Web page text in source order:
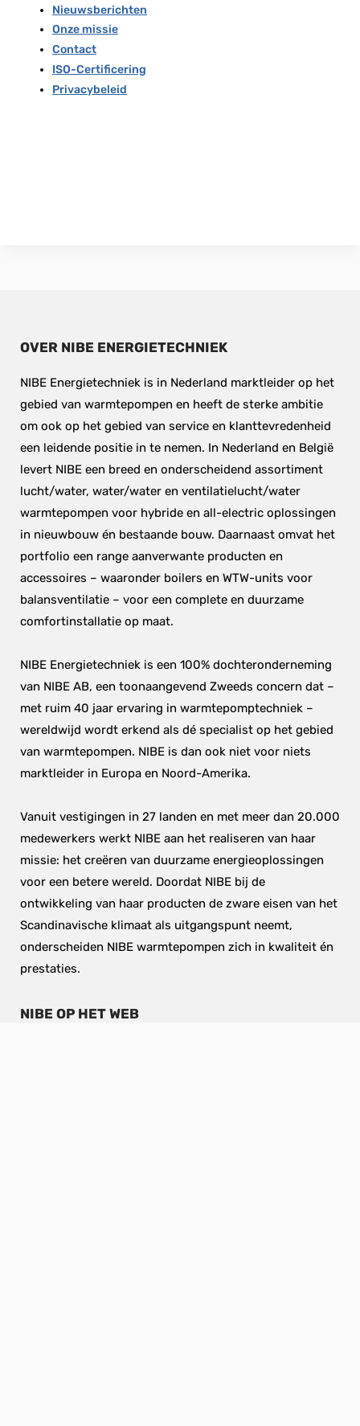
Nieuwsberichten
Onze missie
Contact
ISO-Certificering
Privacybeleid
OVER NIBE ENERGIETECHNIEK
NIBE Energietechniek is in Nederland marktleider op het
gebied van warmtepompen en heeft de sterke ambitie
om ook op het gebied van service en klanttevredenheid
een leidende positie in te nemen. In Nederland en België
levert NIBE een breed en onderscheidend assortiment
lucht/water, water/water en ventilatielucht/water
warmtepompen voor hybride en all-electric oplossingen
in nieuwbouw én bestaande bouw. Daarnaast omvat het
portfolio een range aanverwante producten en
accessoires – waaronder boilers en WTW-units voor
balansventilatie – voor een complete en duurzame
comfortinstallatie op maat.
NIBE Energietechniek is een 100% dochteronderneming
van NIBE AB, een toonaangevend Zweeds concern dat –
met ruim 40 jaar ervaring in warmtepomptechniek –
wereldwijd wordt erkend als dé specialist op het gebied
van warmtepompen. NIBE is dan ook niet voor niets
marktleider in Europa en Noord-Amerika.
Vanuit vestigingen in 27 landen en met meer dan 20.000
medewerkers werkt NIBE aan het realiseren van haar
missie: het creëren van duurzame energieoplossingen
voor een betere wereld. Doordat NIBE bij de
ontwikkeling van haar producten de zware eisen van het
Scandinavische klimaat als uitgangspunt neemt,
onderscheiden NIBE warmtepompen zich in kwaliteit én
prestaties.
NIBE OP HET WEB